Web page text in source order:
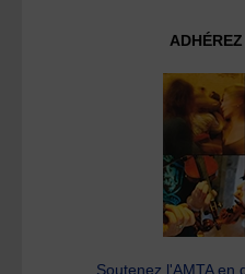
Soutenez l'AMTA en